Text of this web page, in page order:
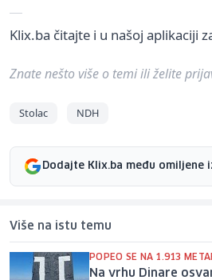
Klix.ba čitajte i u našoj aplikaciji
Znate nešto više o temi ili želite
Stolac NDH
Dodajte Klix.ba među omiljene
Više na istu temu
POPEO SE NA 1.913
Na vrhu Dinare